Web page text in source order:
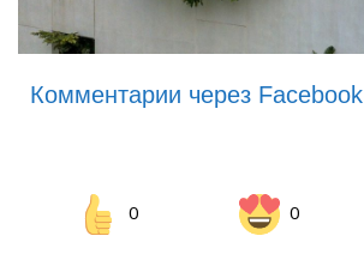
Комментарии через Facebook
0 0